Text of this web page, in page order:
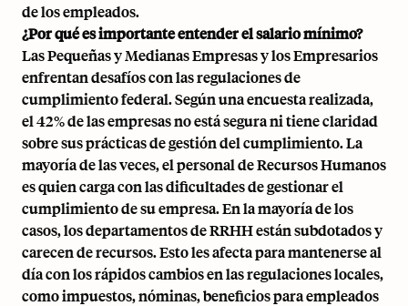
de los empleados.
¿Por qué es importante entender el salario mínimo?
Las Pequeñas y Medianas Empresas y los Empresarios
enfrentan desafíos con las regulaciones de
cumplimiento federal. Según una encuesta realizada,
el 42% de las empresas no está segura ni tiene claridad
sobre sus prácticas de gestión del cumplimiento. La
mayoría de las veces, el personal de Recursos Humanos
es quien carga con las dificultades de gestionar el
cumplimiento de su empresa. En la mayoría de los
casos, los departamentos de RRHH están subdotados y
carecen de recursos. Esto les afecta para mantenerse al
día con los rápidos cambios en las regulaciones locales,
como impuestos, nóminas,beneficios para empleados